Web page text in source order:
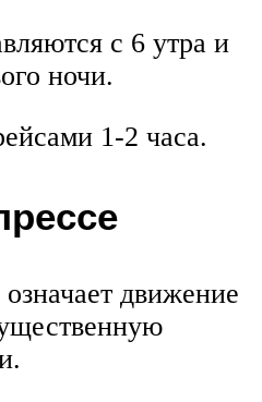
с 6 утра и
ночи.
1-2 часа.
движение